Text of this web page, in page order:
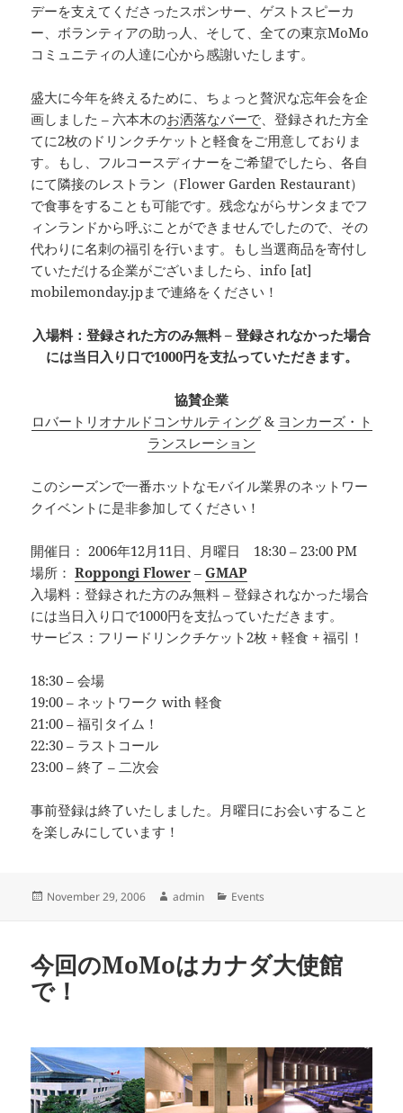
デーを支えてくださったスポンサー、ゲストスピーカ
ー、ボランティアの助っ人、そして、全ての東京MoMo
コミュニティの人達に心から感謝いたします。
盛大に今年を終えるために、ちょっと贅沢な忘年会を企
画しました – 六本木のお洒落なバーで 、登録された方全
てに2枚のドリンクチケットと軽食をご用意しておりま
す。もし、フルコースディナーをご希望でしたら、各自
にて隣接のレストラン（Flower Garden Restaurant）
で食事をすることも可能です。残念ながらサンタまでフ
ィンランドから呼ぶことができませんでしたので、その
代わりに名刺の福引を行います。もし当選商品を寄付し
ていただける企業がございましたら、info [at]
mobilemonday.jpまで連絡をください！
入場料：登録された方のみ無料 – 登録されなかった場合
には当日入り口で1000円を支払っていただきます。
協賛企業
ロバートリオナルドコンサルティング& ヨンカーズ・ト
ランスレーション
このシーズンで一番ホットなモバイル業界のネットワー
クイベントに是非参加してください！
開催日： 2006年12月11日、月曜日 18:30 – 23:00 PM
場所：Roppongi Flower –GMAP
入場料：登録された方のみ無料 – 登録されなかった場合
には当日入り口で1000円を支払っていただきます。
サービス：フリードリンクチケット2枚 + 軽食 + 福引！
18:30 – 会場
19:00 – ネットワーク with 軽食
21:00 – 福引タイム！
22:30 – ラストコール
23:00 – 終了 – 二次会
事前登録は終了いたしました。月曜日にお会いすること
を楽しみにしています！
Posted
November 29, 2006 Author
admin Categories
Events
今回のMoMoはカナダ大使館
で！